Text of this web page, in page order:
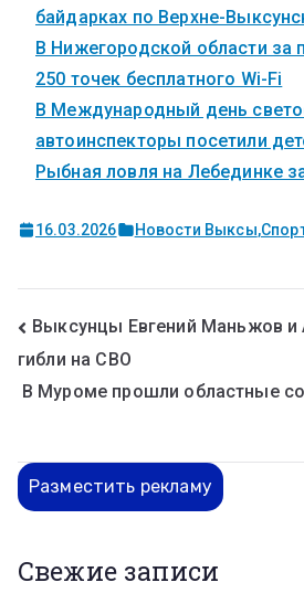
байдарках по Верхне-
В Нижегородской области за
250 точек бесплатного Wi-Fi
В Международный день
автоинспекторы посетили
Рыбная ловля на Лебединке
16.03.2026 Новости Выксы,
Выксунцы Евгений Маньжов и
гибли на СВО
В Муроме прошли областные
Разместить рекламу
Свежие записи